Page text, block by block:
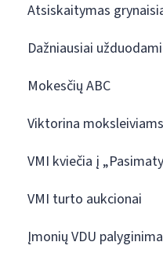
Atsiskaitymas
Dažniausiai
Mokesčių ABC
Viktorina moksleiviams
VMI kviečia į
VMI turto aukcionai
Įmonių VDU